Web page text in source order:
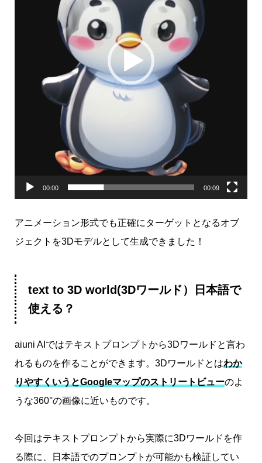
00:00 00:09
アニメーション形式でも正確にターゲットとなるオブ
ジェクトを3Dモデルとして生成できました！
text to 3D world(3Dワールド）日本語で
使える？
aiuni AIではテキストプロンプトから3Dワールドと言わ
れるものを作ることができます。3Dワールドとはわか
りやすくいうとGoogleマップのストリートビューのよ
うな360°の画像に近いものです。
今回はテキストプロンプトから実際に3Dワールドを作
る際に、日本語でのプロンプトが可能かも検証してい